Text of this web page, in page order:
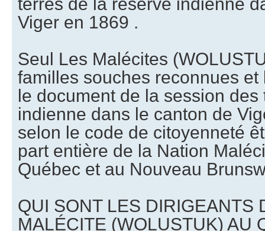
Viger en 1869 .
Seul Les Malécites
familles souches reconnues
le document de la session
indienne dans le canton de
selon le code de citoyenneté
part entière de la Nation
Québec et au Nouveau
QUI SONT LES DIRIGEANTS
MALÉCITE (WOLUSTUK) AU